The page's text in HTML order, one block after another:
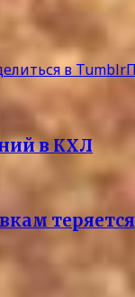
в Tumblr
в КХЛ